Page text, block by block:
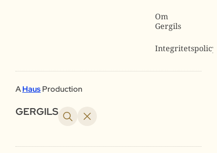
Om
Gergils
Integritetspolicy
AHausProduction
GERGILS